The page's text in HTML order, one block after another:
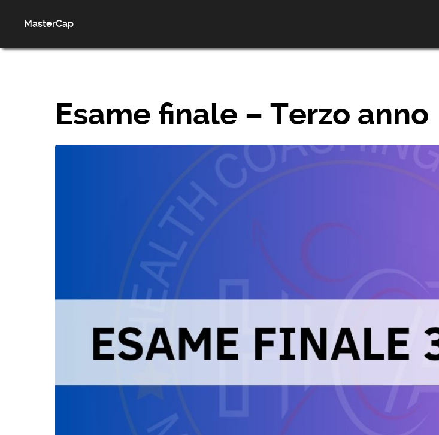
MasterCap
Esame finale – Terzo anno